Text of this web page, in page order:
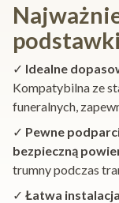
✓ Idealne
Kompatybilna ze
funeralnych,
✓ Pewne
bezpieczną
trumny podczas
✓ Łatwa